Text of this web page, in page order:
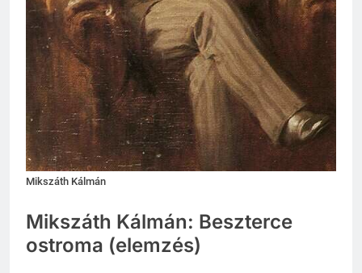
Mikszáth Kálmán
Mikszáth Kálmán: Beszterce
ostroma (elemzés)